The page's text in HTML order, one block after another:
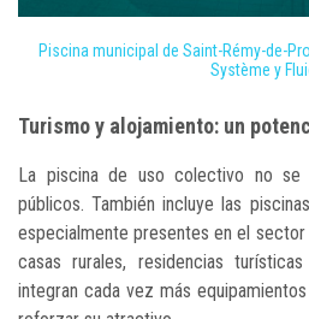
Piscina municipal de Saint-Rémy-de-
Système y
Turismo y alojamiento: un
La piscina de uso colectivo no se
públicos. También incluye las
especialmente presentes en el
casas rurales, residencias
integran cada vez más